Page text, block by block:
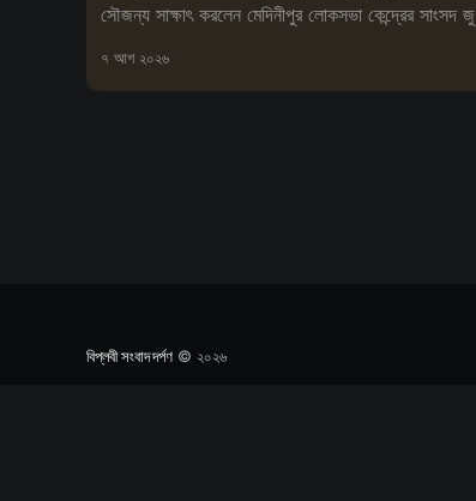
সৌজন্য সাক্ষাৎ করলেন মেদিনীপুর লোকসভা কেন্দ্রের সাংসদ জু
৭ আগ ২০২৬
বিপ্লবী সংবাদ দর্পণ© ২০২৬